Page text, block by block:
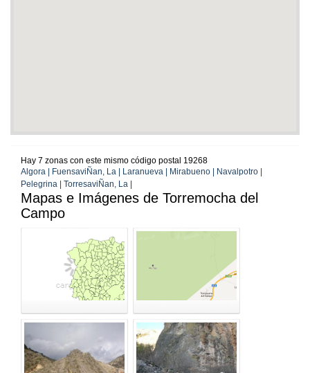
Hay 7 zonas con este mismo código postal 19268
Algora | FuensaviÑan, La | Laranueva | Mirabueno | Navalpotro |
Pelegrina | TorresaviÑan, La |
Mapas e Imágenes de Torremocha del
Campo